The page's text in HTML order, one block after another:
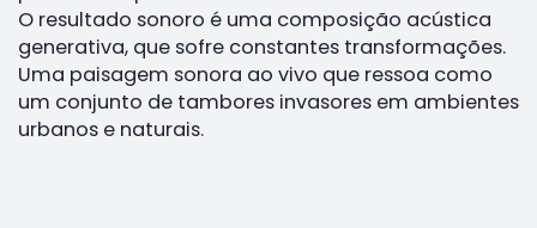
O resultado sonoro é uma composição acústica
generativa, que sofre constantes transformações.
Uma paisagem sonora ao vivo que ressoa como
um conjunto de tambores invasores em ambientes
urbanos e naturais.